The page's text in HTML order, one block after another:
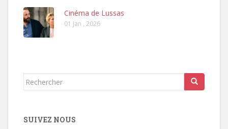
Cinéma de Lussas
01 Jan , 2026
Rechercher...
SUIVEZ NOUS